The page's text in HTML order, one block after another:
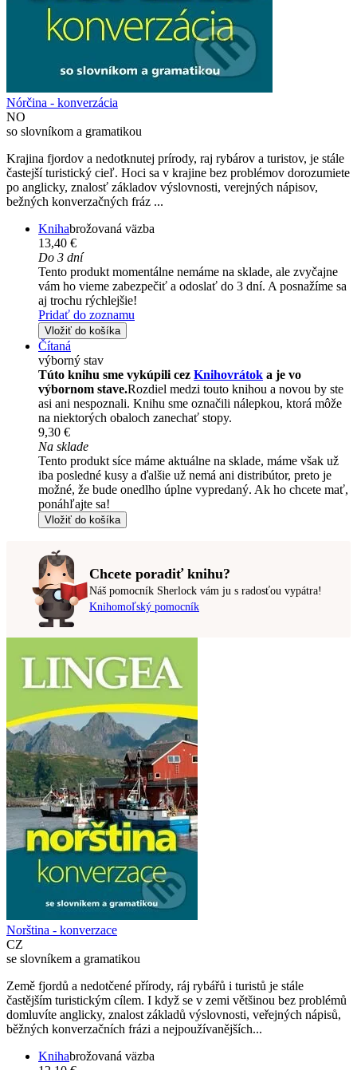
Nórčina - konverzácia
NO
so slovníkom a gramatikou
Krajina fjordov a nedotknutej prírody, raj rybárov a turistov, je stále
častejší turistický cieľ. Hoci sa v krajine bez problémov dorozumiete
po anglicky, znalosť základov výslovnosti, verejných nápisov,
bežných konverzačných fráz ...
Knihabrožovaná väzba
13,40 €
Do 3 dní
Tento produkt momentálne nemáme na sklade, ale zvyčajne
vám ho vieme zabezpečiť a odoslať do 3 dní. A posnažíme sa
aj trochu rýchlejšie!
Pridať do zoznamu
Vložiť do košíka
Čítaná
výborný stav
Túto knihu sme vykúpili cez Knihovrátok a je vo
výbornom stave.Rozdiel medzi touto knihou a novou by ste
asi ani nespoznali. Knihu sme označili nálepkou, ktorá môže
na niektorých obaloch zanechať stopy.
9,30 €
Na sklade
Tento produkt síce máme aktuálne na sklade, máme však už
iba posledné kusy a ďalšie už nemá ani distribútor, preto je
možné, že bude onedlho úplne vypredaný. Ak ho chcete mať,
ponáhľajte sa!
Vložiť do košíka
Chcete poradiť knihu?
Náš pomocník Sherlock vám ju s radosťou vypátra!
Knihomoľský pomocník
Norština - konverzace
CZ
se slovníkem a gramatikou
Země fjordů a nedotčené přírody, ráj rybářů i turistů je stále
častějším turistickým cílem. I když se v zemi většinou bez problémů
domluvíte anglicky, znalost základů výslovnosti, veřejných nápisů,
běžných konverzačních frázi a nejpoužívanějších...
Knihabrožovaná väzba